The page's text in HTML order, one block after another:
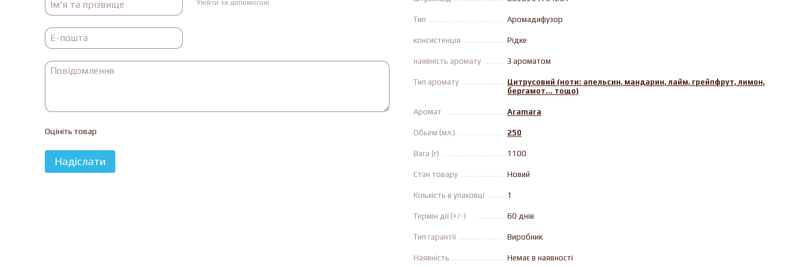
Увійти за допомогою
Оцініть товар
Надіслати
Тип Аромадифузор
консистенція Рiдке
наявність аромату З ароматом
Тип аромату
Цитрусовий (ноти: апельсин, мандарин, лайм, грейпфрут, лимон,
бергамот... тощо)
Аромат Aramara
Обьем (мл.) 250
Вага (г) 1100
Стан товару Новий
Кількість в упаковці 1
Термін дії (+/-) 60 днів
Тип гарантії Виробник
Наявність Немає в наявності